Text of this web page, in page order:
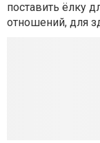
поставить ёлку
отношений, для